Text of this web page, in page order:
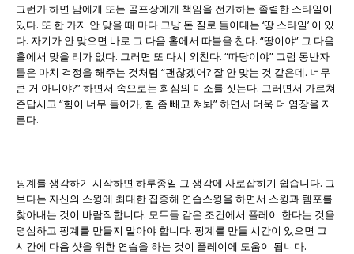
그런가 하면 남에게 또는 골프장에게 책임을 전가하는 졸렬한 스타일이
있다. 또 한 가지 안 맞을 때 마다 그냥 돈 질로 들이대는 ‘땅 스타일’ 이 있
다. 자기가 안 맞으면 바로 그 다음 홀에서 따블을 친다. “땅이야” 그 다음
홀에서 맞을 리가 없다. 그러면 또 다시 외친다. “따당이야” 그럼 동반자
들은 마치 걱정을 해주는 것처럼 “괜찮겠어? 잘 안 맞는 것 같은데. 너무
큰 거 아니야?” 하면서 속으로는 회심의 미소를 짓는다. 그러면서 가르쳐
준답시고 “힘이 너무 들어가, 힘 좀 빼고 쳐봐” 하면서 더욱 더 염장을 지
른다.
핑계를 생각하기 시작하면 하루종일 그 생각에 사로잡히기 쉽습니다. 그
보다는 자신의 스윙에 최대한 집중해 연습스윙을 하면서 스윙과 템포를
찾아내는 것이 바람직합니다. 모두들 같은 조건에서 플레이 한다는 것을
명심하고 핑계를 만들지 말아야 합니다. 핑계를 만들 시간이 있으면 그
시간에 다음 샷을 위한 연습을 하는 것이 플레이에 도움이 됩니다.